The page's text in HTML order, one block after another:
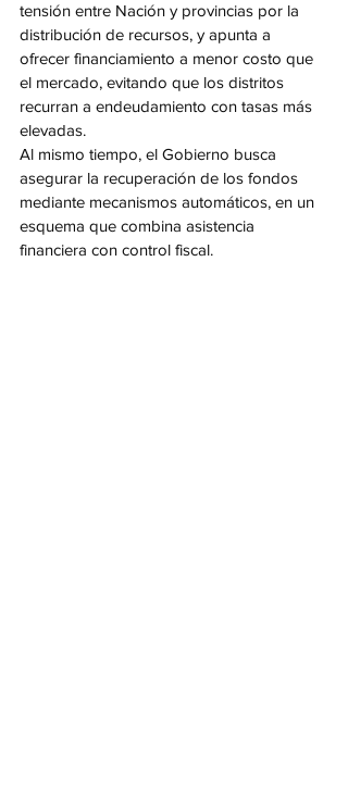
tensión entre Nación y provincias por la
distribución de recursos, y apunta a
ofrecer financiamiento a menor costo que
el mercado, evitando que los distritos
recurran a endeudamiento con tasas más
elevadas.
Al mismo tiempo, el Gobierno busca
asegurar la recuperación de los fondos
mediante mecanismos automáticos, en un
esquema que combina asistencia
financiera con control fiscal.